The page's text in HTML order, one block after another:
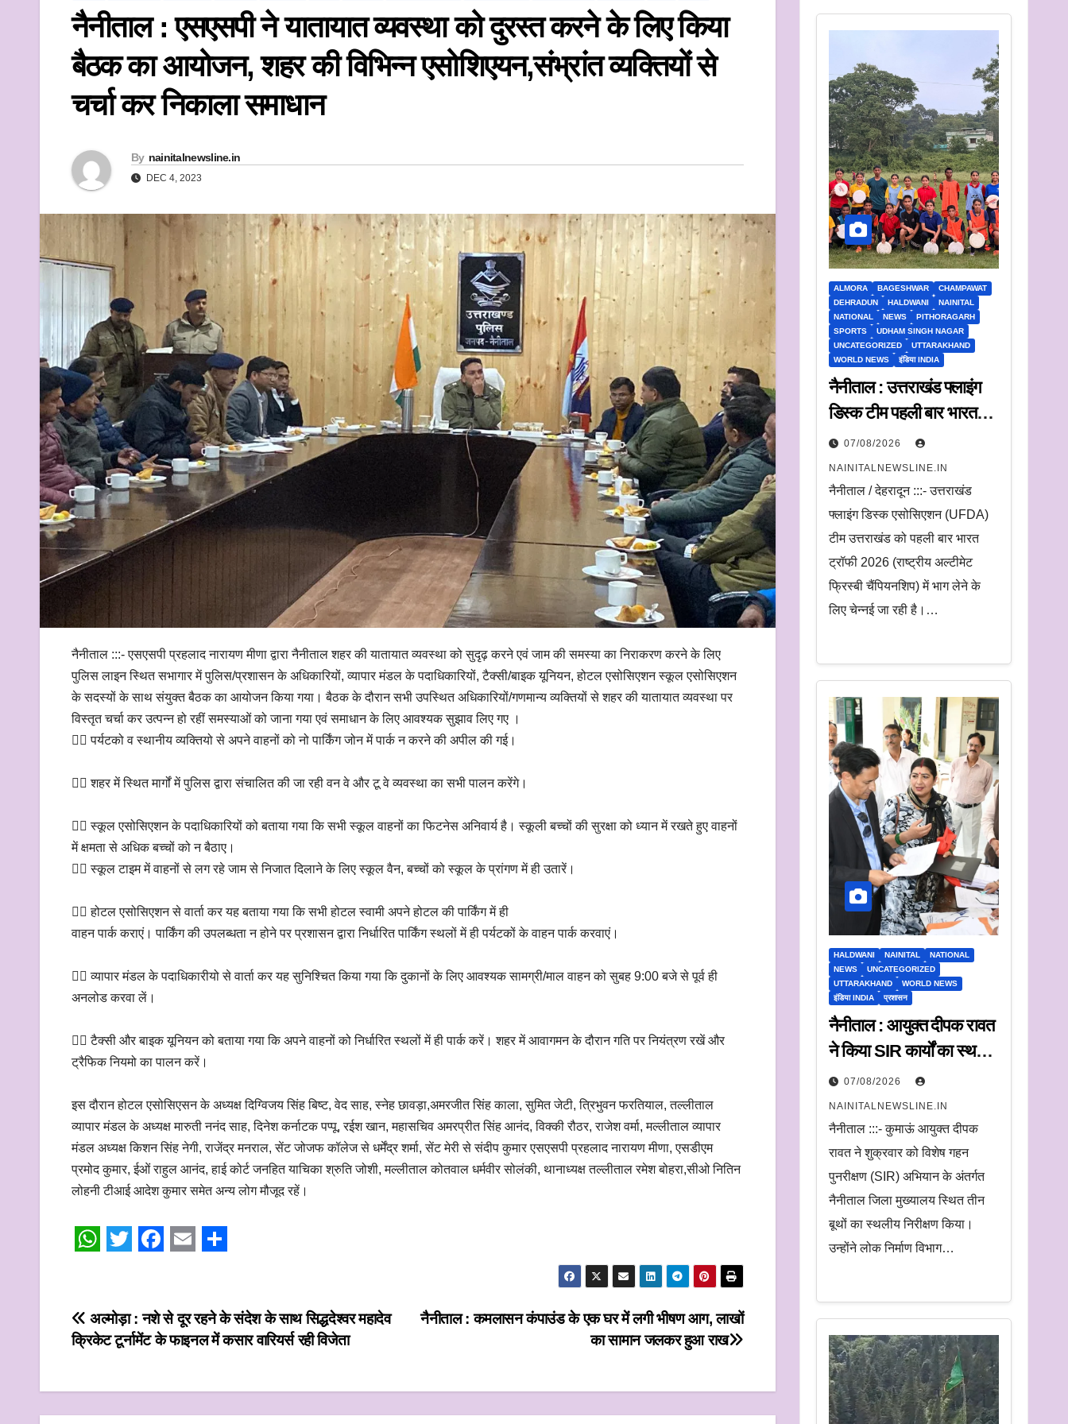
नैनीताल : एसएसपी ने यातायात व्यवस्था को दुरस्त करने के लिए किया
बैठक का आयोजन, शहर की विभिन्न एसोशिएयन,संभ्रांत व्यक्तियों से
चर्चा कर निकाला समाधान
By nainitalnewsline.in
DEC 4, 2023
नैनीताल :::- एसएसपी प्रहलाद नारायण मीणा द्वारा नैनीताल शहर की यातायात व्यवस्था को सुदृढ़ करने एवं जाम की समस्या का निराकरण करने के लिए
पुलिस लाइन स्थित सभागार में पुलिस/प्रशासन के अधिकारियों, व्यापार मंडल के पदाधिकारियों, टैक्सी/बाइक यूनियन, होटल एसोसिएशन स्कूल एसोसिएशन
के सदस्यों के साथ संयुक्त बैठक का आयोजन किया गया। बैठक के दौरान सभी उपस्थित अधिकारियों/गणमान्य व्यक्तियों से शहर की यातायात व्यवस्था पर
विस्तृत चर्चा कर उत्पन्न हो रहीं समस्याओं को जाना गया एवं समाधान के लिए आवश्यक सुझाव लिए गए ।
👉🏻 पर्यटको व स्थानीय व्यक्तियो से अपने वाहनों को नो पार्किंग जोन में पार्क न करने की अपील की गई।
👉🏻 शहर में स्थित मार्गों में पुलिस द्वारा संचालित की जा रही वन वे और टू वे व्यवस्था का सभी पालन करेंगे।
👉🏻 स्कूल एसोसिएशन के पदाधिकारियों को बताया गया कि सभी स्कूल वाहनों का फिटनेस अनिवार्य है। स्कूली बच्चों की सुरक्षा को ध्यान में रखते हुए वाहनों
में क्षमता से अधिक बच्चों को न बैठाए।
👉🏻 स्कूल टाइम में वाहनों से लग रहे जाम से निजात दिलाने के लिए स्कूल वैन, बच्चों को स्कूल के प्रांगण में ही उतारें।
👉🏻 होटल एसोसिएशन से वार्ता कर यह बताया गया कि सभी होटल स्वामी अपने होटल की पार्किंग में ही
वाहन पार्क कराएं। पार्किंग की उपलब्धता न होने पर प्रशासन द्वारा निर्धारित पार्किंग स्थलों में ही पर्यटकों के वाहन पार्क करवाएं।
👉🏻 व्यापार मंडल के पदाधिकारीयो से वार्ता कर यह सुनिश्चित किया गया कि दुकानों के लिए आवश्यक सामग्री/माल वाहन को सुबह 9:00 बजे से पूर्व ही
अनलोड करवा लें।
👉🏻 टैक्सी और बाइक यूनियन को बताया गया कि अपने वाहनों को निर्धारित स्थलों में ही पार्क करें। शहर में आवागमन के दौरान गति पर नियंत्रण रखें और
ट्रैफिक नियमो का पालन करें।
इस दौरान होटल एसोसिएसन के अध्यक्ष दिग्विजय सिंह बिष्ट, वेद साह, स्नेह छावड़ा,अमरजीत सिंह काला, सुमित जेटी, त्रिभुवन फरतियाल, तल्लीताल
व्यापार मंडल के अध्यक्ष मारुती ननंद साह, दिनेश कर्नाटक पप्पू, रईश खान, महासचिव अमरप्रीत सिंह आनंद, विक्की रौठर, राजेश वर्मा, मल्लीताल व्यापार
मंडल अध्यक्ष किशन सिंह नेगी, राजेंद्र मनराल, सेंट जोजफ कॉलेज से धर्मेंद्र शर्मा, सेंट मेरी से संदीप कुमार एसएसपी प्रहलाद नारायण मीणा, एसडीएम
प्रमोद कुमार, ईओं राहुल आनंद, हाई कोर्ट जनहित याचिका श्रुति जोशी, मल्लीताल कोतवाल धर्मवीर सोलंकी, थानाध्यक्ष तल्लीताल रमेश बोहरा,सीओ नितिन
लोहनी टीआई आदेश कुमार समेत अन्य लोग मौजूद रहें।
a
t
A
p
i
t
e
r
c
e
o
o
a
i
a
r
Post
navigation
नैनीताल : कमलासन कंपाउंड के एक घर में लगी भीषण आग, लाखों
का सामान जलकर हुआ राख
अल्मोड़ा : नशे से दूर रहने के संदेश के साथ सिद्धदेश्वर महादेव
क्रिकेट टूर्नामेंट के फाइनल में कसार वारियर्स रही विजेता
ALMORA BAGESHWAR
CHAMPAWAT
DEHRADUN
HALDWANI
NAINITAL
NATIONAL
NEWS
PITHORAGARH
SPORTS
UDHAM SINGH NAGAR
UNCATEGORIZED
UTTARAKHAND
WORLD NEWS
इंडिया INDIA
नैनीताल : उत्तराखंड फ्लाइंग
डिस्क टीम पहली बार भारत
ट्रॉफी में करेगी प्रतिभाग
07/08/2026
NAINITALNEWSLINE.IN
नैनीताल / देहरादून :::- उत्तराखंड
फ्लाइंग डिस्क एसोसिएशन (UFDA)
टीम उत्तराखंड को पहली बार भारत
ट्रॉफी 2026 (राष्ट्रीय अल्टीमेट
फ्रिस्बी चैंपियनशिप) में भाग लेने के
लिए चेन्नई जा रही है।…
HALDWANI NAINITAL
NATIONAL
NEWS
UNCATEGORIZED
UTTARAKHAND
WORLD NEWS
इंडिया INDIA
प्रशासन
नैनीताल : आयुक्त दीपक रावत
ने किया SIR कार्यों का स्थलीय
निरीक्षण.
अधिकारियों को दिए समयबद्ध
निस्तारण और पारदर्शिता के
निर्देश
07/08/2026
NAINITALNEWSLINE.IN
नैनीताल :::- कुमाऊं आयुक्त दीपक
रावत ने शुक्रवार को विशेष गहन
पुनरीक्षण (SIR) अभियान के अंतर्गत
नैनीताल जिला मुख्यालय स्थित तीन
बूथों का स्थलीय निरीक्षण किया।
उन्होंने लोक निर्माण विभाग…